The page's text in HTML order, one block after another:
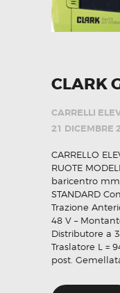
CLARK
CARRELLI
21 DICEMBRE
CARRELLO
RUOTE
baricentro mm
STANDARD
Trazione
48 V –
Distributore a
Traslatore L =
post.